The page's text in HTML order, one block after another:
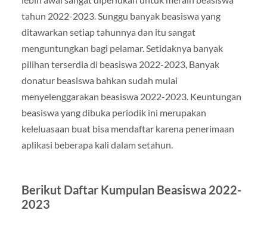
tahun 2022-2023. Sunggu banyak beasiswa yang
ditawarkan setiap tahunnya dan itu sangat
menguntungkan bagi pelamar. Setidaknya banyak
pilihan terserdia di beasiswa 2022-2023, Banyak
donatur beasiswa bahkan sudah mulai
menyelenggarakan beasiswa 2022-2023. Keuntungan
beasiswa yang dibuka periodik ini merupakan
keleluasaan buat bisa mendaftar karena penerimaan
aplikasi beberapa kali dalam setahun.
Berikut Daftar Kumpulan Beasiswa 2022-
2023